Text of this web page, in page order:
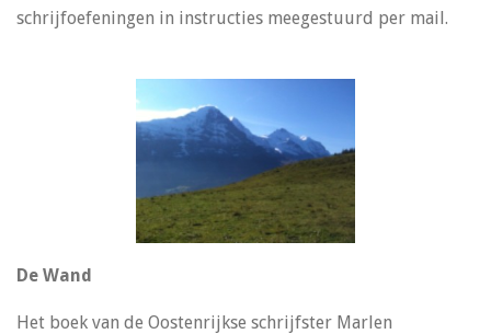
schrijfoefeningen in instructies meegestuurd per mail.
De Wand
Het boek van de Oostenrijkse schrijfster Marlen